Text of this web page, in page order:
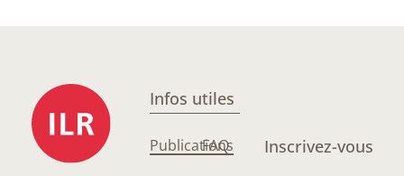
Infos utiles
Publications
FAQ Inscrivez-vous